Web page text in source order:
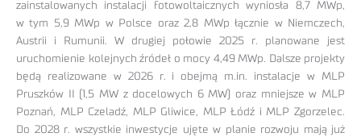
zainstalowanych instalacji fotowoltaicznych wyniosła 8,7 MWp,
w tym 5,9 MWp w Polsce oraz 2,8 MWp łącznie w Niemczech,
Austrii i Rumunii. W drugiej połowie 2025 r. planowane jest
uruchomienie kolejnych źródeł o mocy 4,49 MWp. Dalsze projekty
będą realizowane w 2026 r. i obejmą m.in. instalacje w MLP
Pruszków II (1,5 MW z docelowych 6 MW) oraz mniejsze w MLP
Poznań, MLP Czeladź, MLP Gliwice, MLP Łódź i MLP Zgorzelec.
Do 2028 r. wszystkie inwestycje ujęte w planie rozwoju mają już